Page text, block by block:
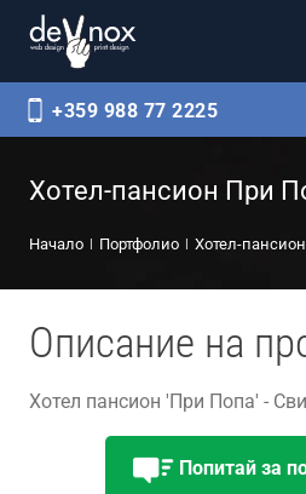
+359 988 77 2225
Хотел-пансион При
Начало Портфолио Хотел-
Описание на
Хотел пансион 'При Попа' -
Попитай за